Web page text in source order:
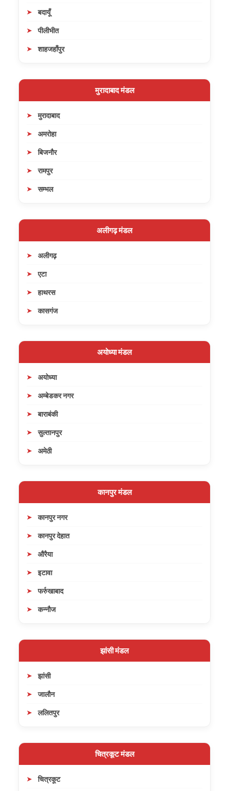
बदायूँ
पीलीभीत
शाहजहाँपुर
मुरादाबाद मंडल
मुरादाबाद
अमरोहा
बिजनौर
रामपुर
सम्भल
अलीगढ़ मंडल
अलीगढ़
एटा
हाथरस
कासगंज
अयोध्या मंडल
अयोध्या
अम्बेडकर नगर
बाराबंकी
सुल्तानपुर
अमेठी
कानपुर मंडल
कानपुर नगर
कानपुर देहात
औरैया
इटावा
फर्रुखाबाद
कन्नौज
झांसी मंडल
झांसी
जालौन
ललितपुर
चित्रकूट मंडल
चित्रकूट